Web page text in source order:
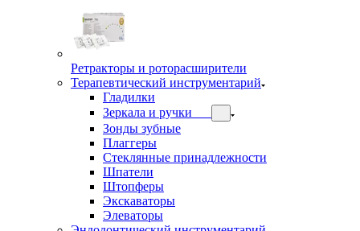
Ретракторы и роторасширители
Терапевтический инструментарий
Гладилки
Зеркала и ручки
Зонды зубные
Плаггеры
Стеклянные принадлежности
Шпатели
Штопферы
Экскаваторы
Элеваторы